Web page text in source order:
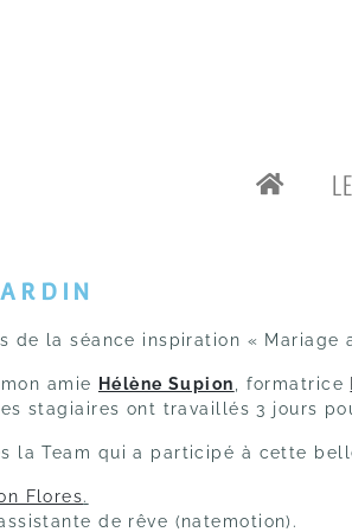
de la séance inspiration « Mariage
amie Hélène Supion , formatrice
stagiaires ont travaillés 3 jours
la Team qui a participé à cette
Flores.
de rêve (natemotion).